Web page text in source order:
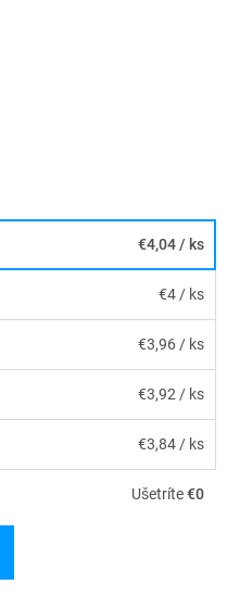
€4,04/ ks
€4/ ks
€3,96/ ks
€3,92/ ks
€3,84/ ks
Ušetríte€0